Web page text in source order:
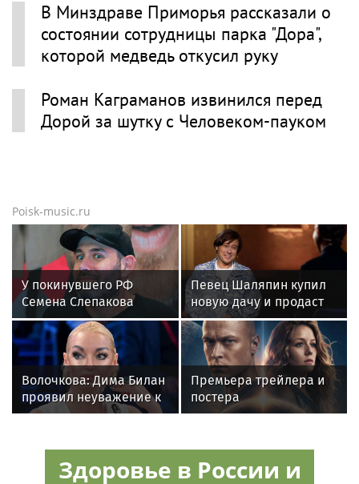
В Минздраве Приморья рассказали о
состоянии сотрудницы парка "Дора",
которой медведь откусил руку
Роман Каграманов извинился перед
Дорой за шутку с Человеком-пауком
Poisk-music.ru
У покинувшего РФ
Семена Слепакова
нашли еще две
квартиры в Москве
Певец Шаляпин купил
новую дачу и продаст
старую
Волочкова: Дима Билан
проявил неуважение к
зрителям на своем
Премьера трейлера и
постера
фантастического
планета»
Здоровье в России и